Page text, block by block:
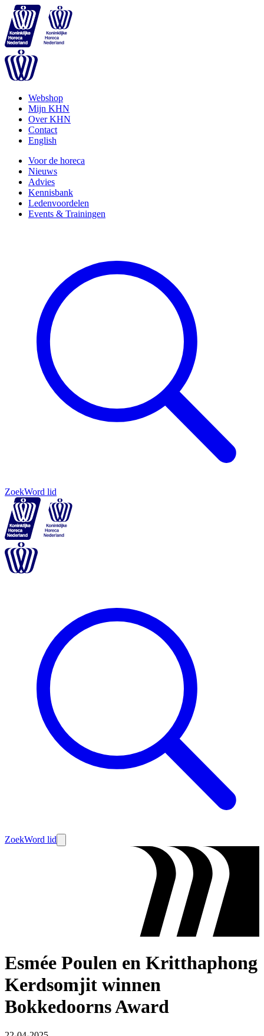
Webshop
Mijn KHN
Over KHN
Contact
English
Voor de horeca
Nieuws
Advies
Kennisbank
Ledenvoordelen
Events & Trainingen
ZoekWord lid
ZoekWord lid
Esmée Poulen en Kritthaphong
Kerdsomjit winnen
Bokkedoorns Award